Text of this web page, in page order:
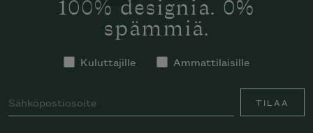
100% designia. 0%
spämmiä.
Kuluttajille Ammattilaisille
TILAA